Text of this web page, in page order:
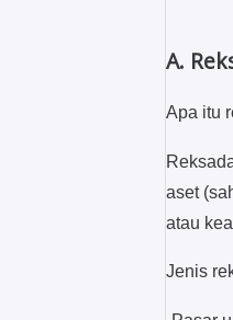
A.
Apa itu
aset
atau
Jenis